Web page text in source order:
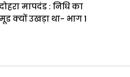
मापदंड : निधि का
क्यों उखड़ा था- भाग 1